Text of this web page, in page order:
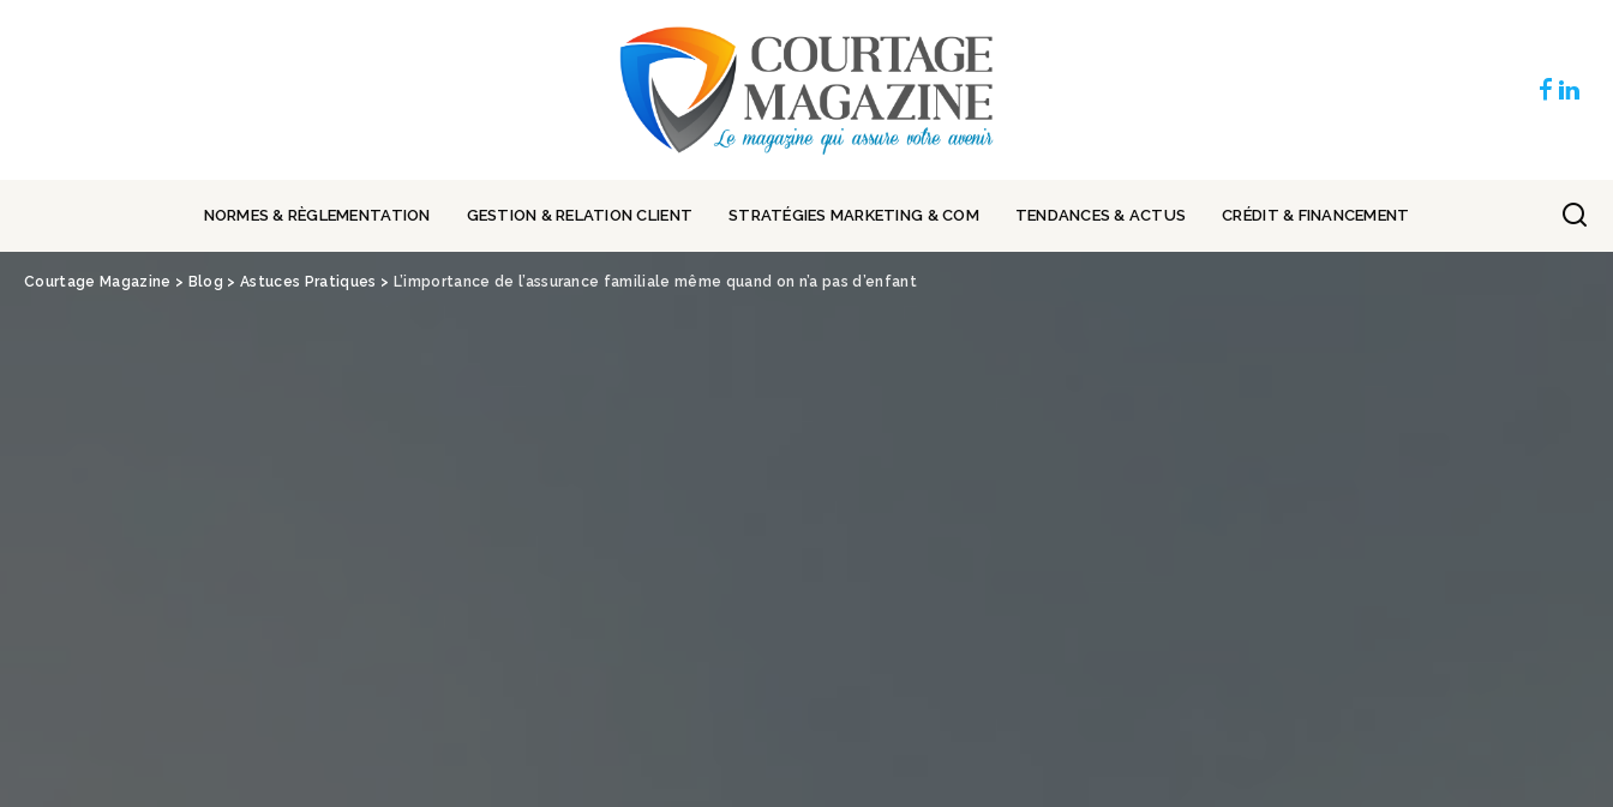
NORMES & RÈGLEMENTATION GESTION & RELATION CLIENT STRATÉGIES MARKETING & COM TENDANCES & ACTUS CRÉDIT & FINANCEMENT
Courtage Magazine > Blog > Astuces Pratiques > L’importance de l’assurance familiale même quand on n’a pas d’enfant